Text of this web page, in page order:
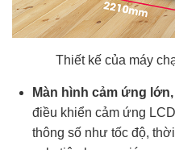
Thiết kế của máy
Màn hình cảm ứng
điều khiển cảm ứng
thông số như tốc độ,